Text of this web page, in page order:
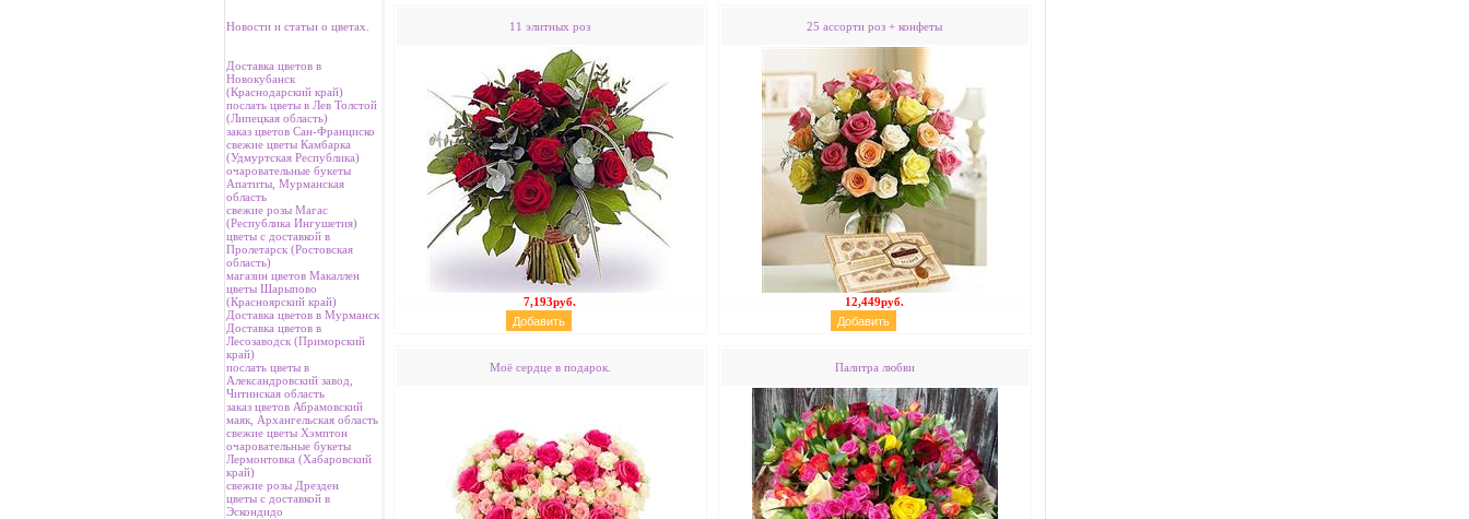
Новости и статьи о цветах.
Доставка цветов в
Новокубанск
(Краснодарский край)
послать цветы в Лев Толстой
(Липецкая область)
заказ цветов Сан-Франциско
свежие цветы Камбарка
(Удмуртская Республика)
очаровательные букеты
Апатиты, Мурманская
область
свежие розы Магас
(Республика Ингушетия)
цветы с доставкой в
Пролетарск (Ростовская
область)
магазин цветов Макаллен
цветы Шарыпово
(Красноярский край)
Доставка цветов в Мурманск
Доставка цветов в
Лесозаводск (Приморский
край)
послать цветы в
Александровский завод,
Читинская область
заказ цветов Абрамовский
маяк, Архангельская область
свежие цветы Хэмптон
очаровательные букеты
Лермонтовка (Хабаровский
край)
свежие розы Дрезден
цветы с доставкой в
Эскондидо
11 элитных роз
7,193руб.
25 ассорти роз + конфеты
12,449руб.
Моё сердце в подарок. Палитра любви